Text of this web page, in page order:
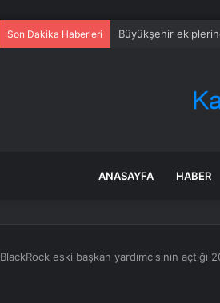
Son Dakika Haberleri Büyükşehir
ANASAYFA HABER
BlackRock eski başkan yardımcısının açtığı